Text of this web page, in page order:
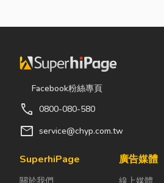
還是每天幫助
衣機，一旦發
生故障，都可
能嚴重影響日
因此，選擇專
業的高雄電器
僅能快速排除
渣或積水，容
食；陽台、庭
床。潮濕陰暗
吸引白蟻、蛾
Facebook粉絲專頁
call 0800-080-580
mail service@chyp.com.tw
SuperhiPage
關於我們
廣告媒體
線上媒體